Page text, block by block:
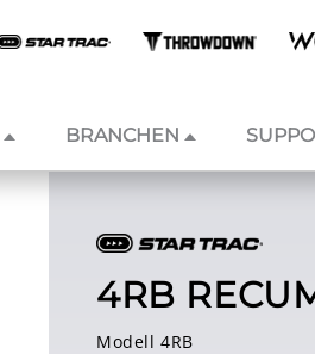
BRANCHEN
4RB
Modell 4RB